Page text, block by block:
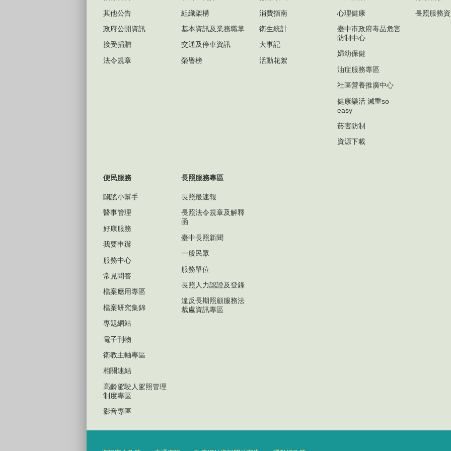
其他公告
政府公開資訊
接受捐贈
法令規章
組織架構
基本資訊及業務職掌
交通及停車資訊
榮譽榜
消費指南
衛生統計
大事記
活動花絮
心理健康
臺中市政府毒品危害
防制中心
婦幼保健
油症服務專區
社區營養推廣中心
健康樂活 減重so
easy
菸害防制
資源下載
長照服務
便民服務
闢謠小幫手
醫事管理
好康服務
我要申辦
服務中心
常見問答
檔案應用專區
檔案研究集錦
專題網站
電子刊物
衛教主軸專區
相關連結
高齡駕駛人駕照管理
制度專區
影音專區
長照服務專區
長照最速報
長照法令規章及解釋
函
臺中長照新聞
一般民眾
服務單位
長照人力認證及登錄
違反長期照顧服務法
裁處資訊專區